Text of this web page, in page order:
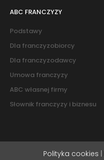
ABC FRANCZYZY
Podstawy
Dla franczyzobiorcy
Dla franczyzodawcy
Umowa franczyzy
ABC własnej firmy
Słownik franczyzy i biznesu
Polityka cookies